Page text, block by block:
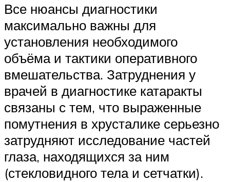
Все нюансы диагностики
максимально важны для
установления необходимого
объёма и тактики оперативного
вмешательства. Затруднения у
врачей в диагностике катаракты
связаны с тем, что выраженные
помутнения в хрусталике серьезно
затрудняют исследование частей
глаза, находящихся за ним
(стекловидного тела и сетчатки).